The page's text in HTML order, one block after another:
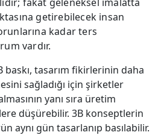
getirebilecek insan
kadar ters
vardır.
baskı, tasarım fikirlerinin daha
sağladığı için şirketler
yanı sıra üretim
düşürebilir. 3B konseptlerin
aynı gün tasarlanıp basılabilir.